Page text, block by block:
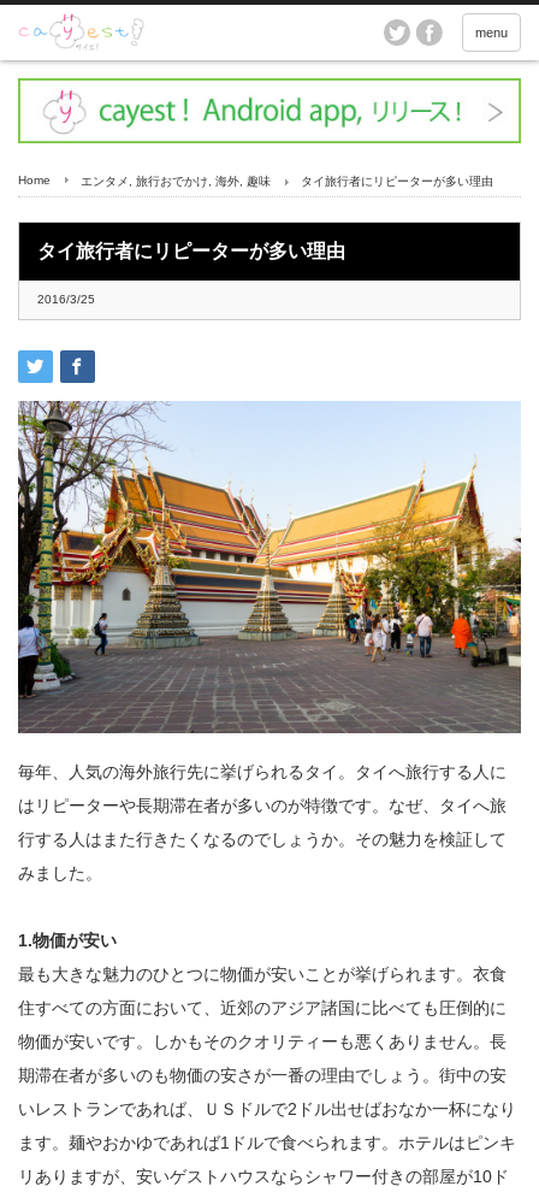
menu
Home エンタメ 旅行おでかけ 海外 趣味 タイ旅行者にリピーターが多い理由
タイ旅行者にリピーターが多い理由
2016/3/25
毎年、人気の海外旅行先に挙げられるタイ。タイへ旅行する人に
はリピーターや長期滞在者が多いのが特徴です。なぜ、タイへ旅
行する人はまた行きたくなるのでしょうか。その魅力を検証して
みました。
1.物価が安い
最も大きな魅力のひとつに物価が安いことが挙げられます。衣食
住すべての方面において、近郊のアジア諸国に比べても圧倒的に
物価が安いです。しかもそのクオリティーも悪くありません。長
期滞在者が多いのも物価の安さが一番の理由でしょう。街中の安
いレストランであれば、ＵＳドルで2ドル出せばおなか一杯になり
ます。麺やおかゆであれば1ドルで食べられます。ホテルはピンキ
リありますが、安いゲストハウスならシャワー付きの部屋が10ド